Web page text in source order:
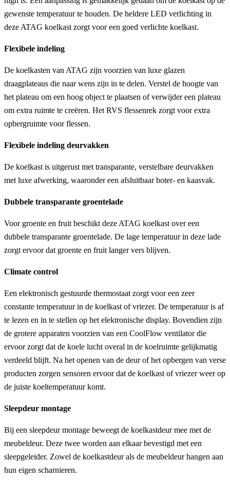
gewenste temperatuur te houden. De heldere LED verlichting in
deze ATAG koelkast zorgt voor een goed verlichte koelkast.
Flexibele indeling
De koelkasten van ATAG zijn voorzien van luxe glazen
draagplateaus die naar wens zijn in te delen. Verstel de hoogte van
het plateau om een hoog object te plaatsen of verwijder een plateau
om extra ruimte te creëren. Het RVS flessenrek zorgt voor extra
opbergruimte voor flessen.
Flexibele indeling deurvakken
De koelkast is uitgerust met transparante, verstelbare deurvakken
met luxe afwerking, waaronder een afsluitbaar boter- en kaasvak.
Dubbele transparante groentelade
Voor groente en fruit beschikt deze ATAG koelkast over een
dubbele transparante groentelade. De lage temperatuur in deze lade
zorgt ervoor dat groente en fruit langer vers blijven.
Climate control
Een elektronisch gestuurde thermostaat zorgt voor een zeer
constante temperatuur in de koelkast of vriezer. De temperatuur is af
te lezen en in te stellen op het elektronische display. Bovendien zijn
de grotere apparaten voorzien van een CoolFlow ventilator die
ervoor zorgt dat de koele lucht overal in de koelruimte gelijkmatig
verdeeld blijft. Na het openen van de deur of het opbergen van verse
producten zorgen sensoren ervoor dat de koelkast of vriezer weer op
de juiste koeltemperatuur komt.
Sleepdeur montage
Bij een sleepdeur montage beweegt de koelkastdeur mee met de
meubeldeur. Deze twee worden aan elkaar bevestigd met een
sleepgeleider. Zowel de koelkastdeur als de meubeldeur hangen aan
hun eigen scharnieren.